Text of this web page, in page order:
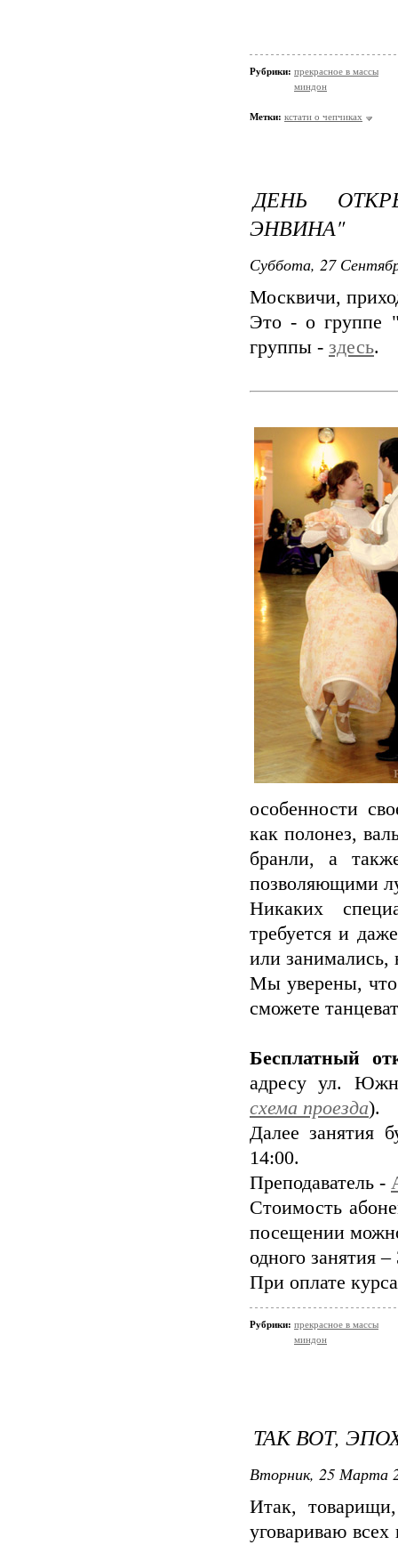
Рубрики: прекрасное в массы
миндон
Метки: кстати о чепчиках
ДЕНЬ
ЭНВИНА"
Суббота, 27
Москвичи,
Это - о группе
группы - здесь.
особенности
как полонез,
бранли, а
позволяющими
Никаких
требуется и
или занимались,
Мы уверены,
сможете
Бесплатный
адресу ул.
схема проезда).
Далее занятия
14:00.
Преподаватель -
Стоимость
посещении
одного занятия
При оплате
Рубрики: прекрасное в массы
миндон
ТАК ВОТ,
Вторник, 25 Марта
Итак,
уговариваю